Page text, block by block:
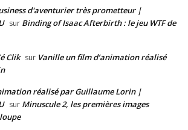
d'aventurier très prometteur |
sur Binding of Isaac Afterbirth : le jeu WTF de
Clik sur Vanille un film d’animation réalisé
réalisé par Guillaume Lorin |
sur Minuscule 2, les premières images